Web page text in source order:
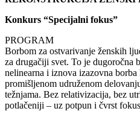
Konkurs “Specijalni fokus”
PROGRAM
Borbom za ostvarivanje ženskih
za drugačiji svet. To je dugoročna
nelinearna i iznova izazovna
promišljenom udruženom
težnjama. Bez relativizacija, bez
potlačeniji – uz potpun i čvrst